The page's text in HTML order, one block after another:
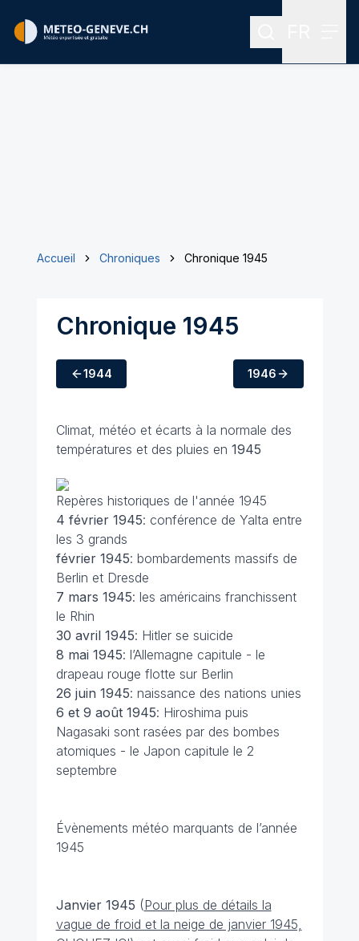
Rechercher
Accueil Chroniques Chronique 1945
Chronique 1945
1944 1946
Climat, météo et écarts à la normale des
températures et des pluies en 1945
Repères historiques de l'année 1945
4 février 1945: conférence de Yalta entre
les 3 grands
février 1945: bombardements massifs de
Berlin et Dresde
7 mars 1945: les américains franchissent
le Rhin
30 avril 1945: Hitler se suicide
8 mai 1945: l’Allemagne capitule - le
drapeau rouge flotte sur Berlin
26 juin 1945: naissance des nations unies
6 et 9 août 1945: Hiroshima puis
Nagasaki sont rasées par des bombes
atomiques - le Japon capitule le 2
septembre
Évènements météo marquants de l’année
1945
Janvier 1945 (Pour plus de détails la
vague de froid et la neige de janvier 1945,